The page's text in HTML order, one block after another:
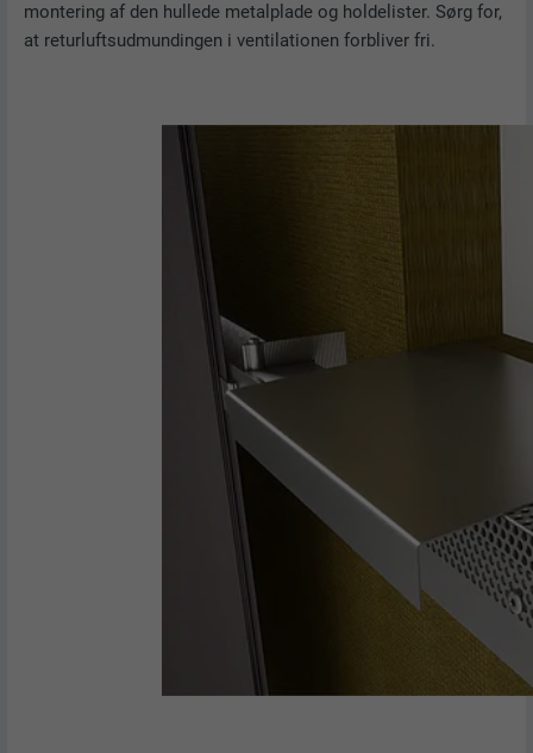
montering af den hullede metalplade og holdelister. Sørg for,
at returluftsudmundingen i ventilationen forbliver fri.